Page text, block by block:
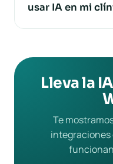
usar IA en mi
Lleva la
Te